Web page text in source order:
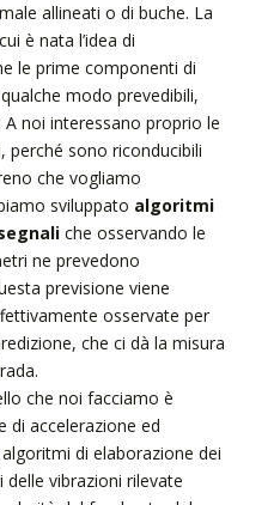
allineati o di buche. La
è nata l’idea di
le prime componenti di
modo prevedibili,
noi interessano proprio le
perché sono riconducibili
che vogliamo
sviluppato algoritmi
che osservando le
ne prevedono
previsione viene
osservate per
che ci dà la misura
che noi facciamo è
di accelerazione ed
di elaborazione dei
delle vibrazioni rilevate